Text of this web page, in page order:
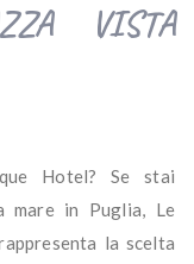
VISTA
Hotel? Se stai
mare in Puglia, Le
la scelta